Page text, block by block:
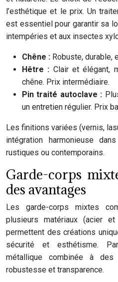
l’esthétique et le prix. Un
est essentiel pour garantir sa
intempéries et aux insectes
Chêne : Robuste, durable,
Hêtre : Clair et élégant,
chêne. Prix intermédiaire.
Pin traité autoclave :
un entretien régulier. Prix
Les finitions variées (vernis,
intégration harmonieuse
rustiques ou contemporains.
Garde-corps
des avantages
Les garde-corps mixtes
plusieurs matériaux (acier
permettent des créations
sécurité et esthétisme.
métallique combinée à
robustesse et transparence.